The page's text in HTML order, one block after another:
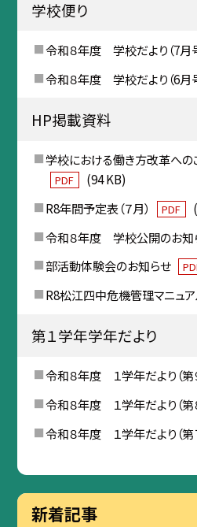
学校便り
令和８年度 学校だより（7月
令和８年度 学校だより（6月
HP掲載資料
学校における働き方改革へ
PDF
(94 KB)
R8年間予定表（７月）
PDF
令和８年度 学校公開のお知
部活動体験会のお知らせ
R8松江四中危機管理マニュ
第１学年学年だより
令和８年度 １学年だより（第
令和８年度 １学年だより（第
令和８年度 １学年だより（第
新着記事